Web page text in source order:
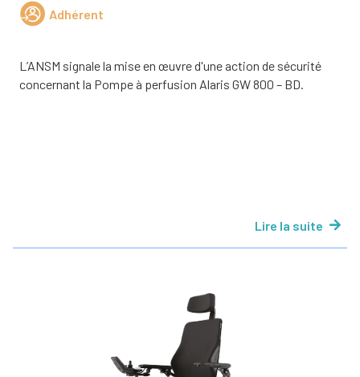
Adhérent
L’ANSM signale la mise en œuvre d'une action de sécurité
concernant la Pompe à perfusion Alaris GW 800 – BD.
Lire la suite